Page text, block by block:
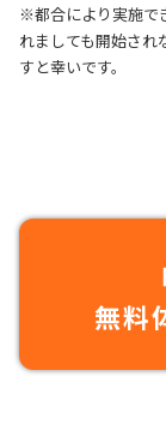
※都合により実施で
れましても開始され
すと幸いです。
無料